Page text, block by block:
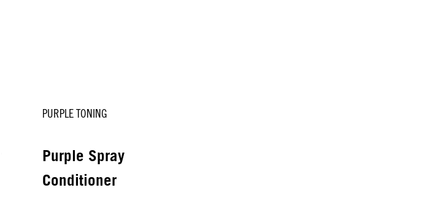
PURPLE TONING
Purple Spray
Conditioner